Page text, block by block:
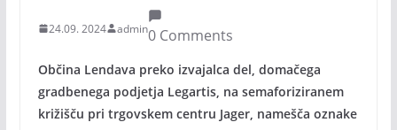
24.09. 2024 admin0 Comments
Občina Lendava preko izvajalca del, domačega
gradbenega podjetja Legartis, na semaforiziranem
križišču pri trgovskem centru Jager, namešča oznake